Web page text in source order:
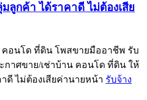
ลูกค้า ได้ราคาดี ไม่ต้องเสีย
คอนโด ที่ดิน โพสขายมืออาชีพ รับ
กาศขาย/เช่าบ้าน คอนโด ที่ดิน ให้
ดี ไม่ต้องเสียค่านายหน้า รับจ้าง